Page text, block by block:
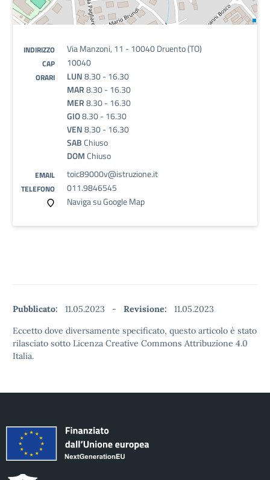
INDIRIZZO Via Manzoni, 11 - 10040 Druento (TO)
CAP 10040
ORARI LUN8.30 - 16.30
MAR8.30 - 16.30
MER8.30 - 16.30
GIO8.30 - 16.30
VEN8.30 - 16.30
SABChiuso
DOMChiuso
EMAIL toic89000v@istruzione.it
TELEFONO
011.9846545
Naviga su Google Map
Pubblicato: 11.05.2023 - Revisione:
11.05.2023
Eccetto dove diversamente specificato, questo articolo è stato
rilasciato sotto Licenza Creative Commons Attribuzione 4.0
Italia.